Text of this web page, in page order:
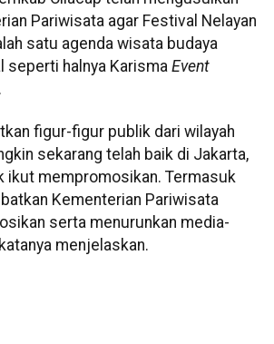
Pariwisata agar Festival Nelayan
satu agenda wisata budaya
seperti halnya Karisma Event
figur-figur publik dari wilayah
sekarang telah baik di Jakarta,
ikut mempromosikan. Termasuk
Kementerian Pariwisata
serta menurunkan media-
menjelaskan.